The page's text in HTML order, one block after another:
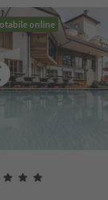
online